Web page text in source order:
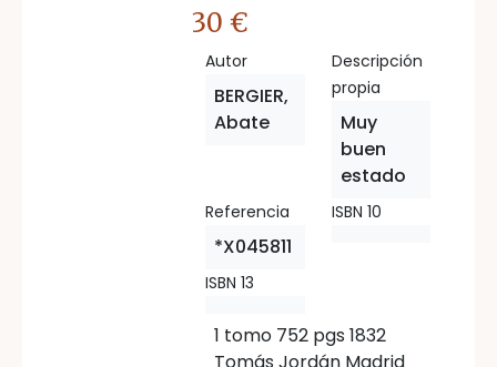
30 €
Autor
BERGIER,
Abate
Descripción
propia
Muy
buen
estado
Referencia
*X045811
ISBN 10
ISBN 13
1 tomo 752 pgs 1832